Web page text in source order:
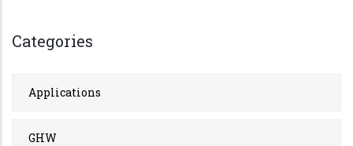
Categories
Applications
GHW